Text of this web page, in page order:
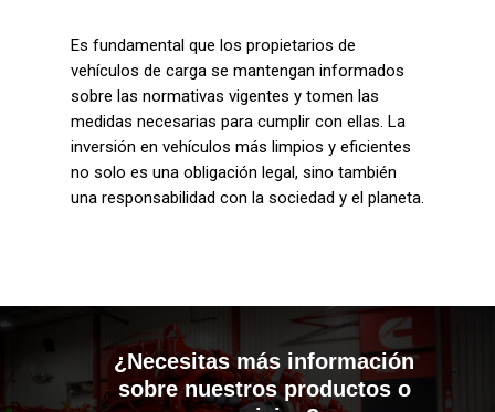
Es fundamental que los propietarios de
vehículos de carga se mantengan informados
sobre las normativas vigentes y tomen las
medidas necesarias para cumplir con ellas. La
inversión en vehículos más limpios y eficientes
no solo es una obligación legal, sino también
una responsabilidad con la sociedad y el planeta.
¿Necesitas más información
sobre nuestros productos o